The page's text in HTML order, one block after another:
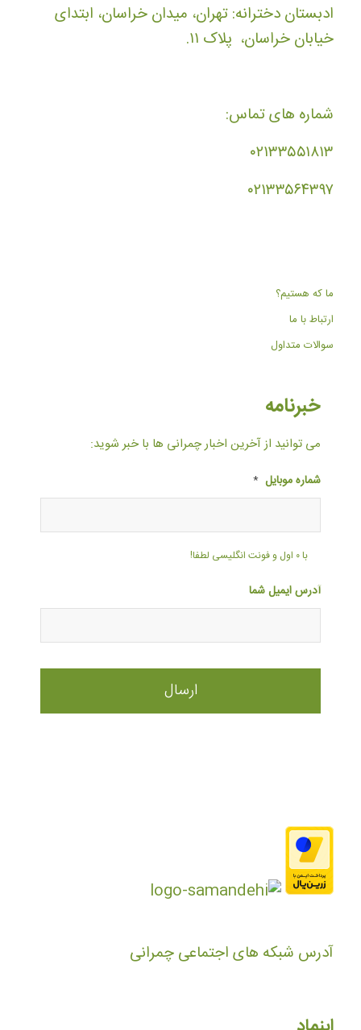
ادبستان دخترانه: تهران، میدان خراسان، ابتدای
خیابان خراسان، پلاک ۱۱.
شماره های تماس:
۰۲۱۳۳۵۵۱۸۱۳
۰۲۱۳۳۵۶۴۳۹۷
ما که هستیم؟
ارتباط با ما
سوالات متداول
خبرنامه
می توانید از آخرین اخبار چمرانی ها با خبر شوید:
شماره موبایل *
با ۰ اول و فونت انگلیسی لطفا!
آدرس ایمیل شما
آدرس شبکه های اجتماعی چمرانی